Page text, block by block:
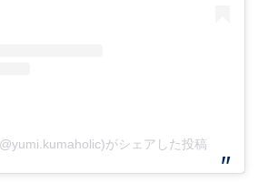
がシェアした投稿